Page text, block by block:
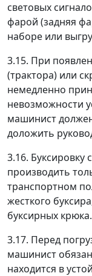
световых
фарой (задняя
наборе или
3.15. При
(трактора) или
немедленно
невозможности
машинист
доложить
3.16. Буксировку
производить
транспортном
жесткого
буксирных крюка.
3.17. Перед
машинист
находится в